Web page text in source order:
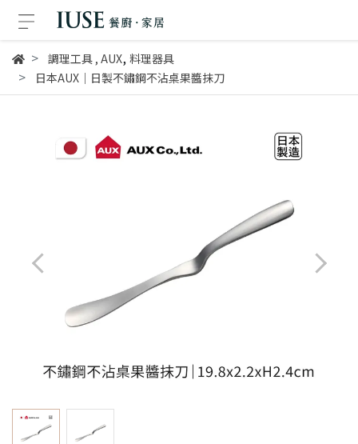
調理工具, AUX, 料理器具
日本AUX│日製不鏽鋼不沾桌果醬抹刀